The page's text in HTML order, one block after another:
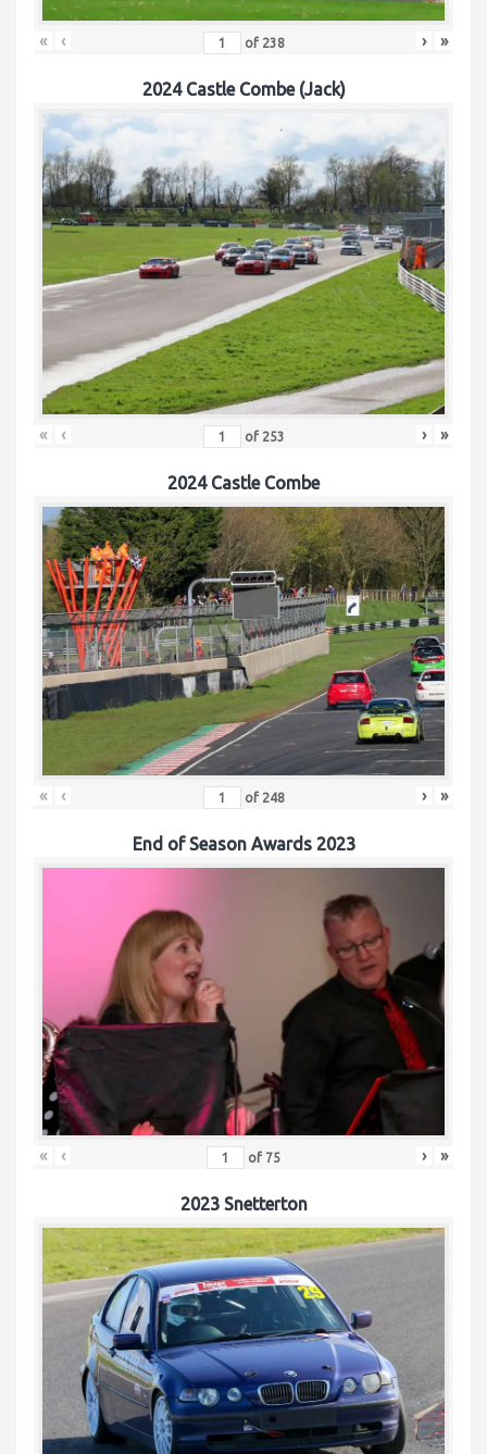
« ‹ of 238 › »
2024 Castle Combe (Jack)
« ‹ of 253 › »
2024 Castle Combe
« ‹ of 248 › »
End of Season Awards 2023
« ‹ of 75 › »
2023 Snetterton